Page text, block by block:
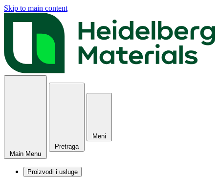
Skip to main content
Main Menu
Pretraga
Meni
Proizvodi i usluge